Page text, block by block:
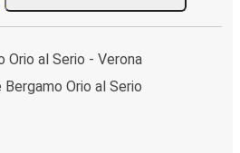
Orio al Serio - Verona
Orio al Serio